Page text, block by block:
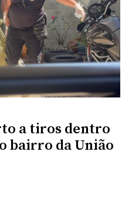
a tiros dentro
bairro da União